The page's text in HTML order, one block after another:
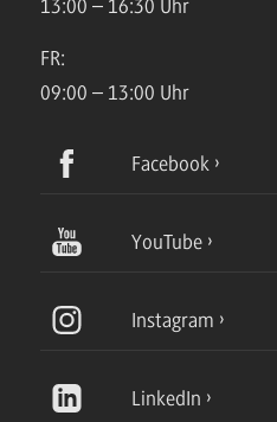
13:00 – 16:30 Uhr
FR:
09:00 – 13:00 Uhr
Facebook
YouTube
Instagram
LinkedIn